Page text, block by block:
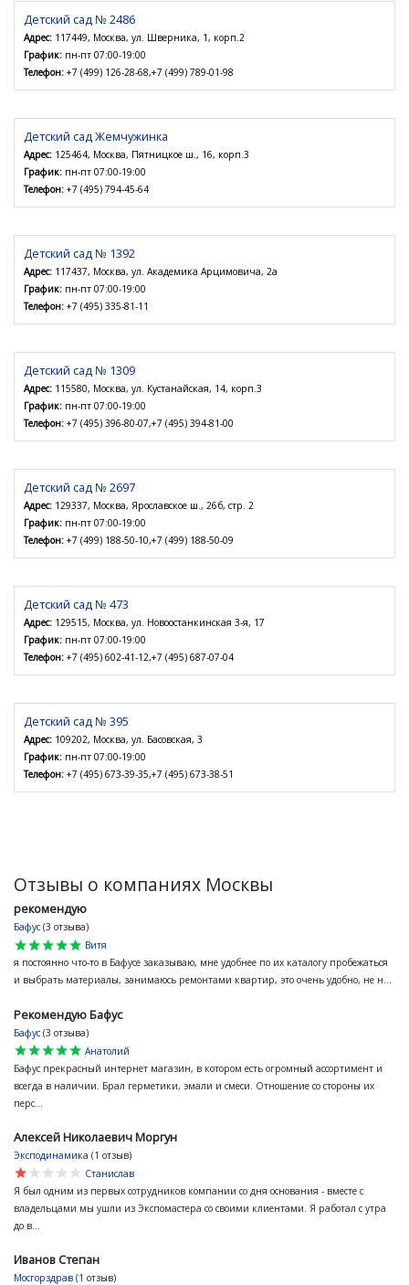
Детский сад № 2486
Адрес: 117449, Москва, ул. Шверника, 1, корп.2
График: пн-пт 07:00-19:00
Телефон: +7 (499) 126-28-68,+7 (499) 789-01-98
Детский сад Жемчужинка
Адрес: 125464, Москва, Пятницкое ш., 16, корп.3
График: пн-пт 07:00-19:00
Телефон: +7 (495) 794-45-64
Детский сад № 1392
Адрес: 117437, Москва, ул. Академика Арцимовича, 2а
График: пн-пт 07:00-19:00
Телефон: +7 (495) 335-81-11
Детский сад № 1309
Адрес: 115580, Москва, ул. Кустанайская, 14, корп.3
График: пн-пт 07:00-19:00
Телефон: +7 (495) 396-80-07,+7 (495) 394-81-00
Детский сад № 2697
Адрес: 129337, Москва, Ярославское ш., 26б, стр. 2
График: пн-пт 07:00-19:00
Телефон: +7 (499) 188-50-10,+7 (499) 188-50-09
Детский сад № 473
Адрес: 129515, Москва, ул. Новоостанкинская 3-я, 17
График: пн-пт 07:00-19:00
Телефон: +7 (495) 602-41-12,+7 (495) 687-07-04
Детский сад № 395
Адрес: 109202, Москва, ул. Басовская, 3
График: пн-пт 07:00-19:00
Телефон: +7 (495) 673-39-35,+7 (495) 673-38-51
Отзывы о компаниях Москвы
рекомендую
Бафус (3 отзыва)
star
star
star
star
star
Витя
я постоянно что-то в Бафусе заказываю, мне удобнее по их каталогу пробежаться
и выбрать материалы, занимаюсь ремонтами квартир, это очень удобно, не н...
Рекомендую Бафус
Бафус (3 отзыва)
star
star
star
star
star
Анатолий
Бафус прекрасный интернет магазин, в котором есть огромный ассортимент и
всегда в наличии. Брал герметики, эмали и смеси. Отношение со стороны их
перс...
Алексей Николаевич Моргун
Эксподинамика (1 отзыв)
star
star
star
star
star
Станислав
Я был одним из первых сотрудников компании со дня основания - вместе с
владельцами мы ушли из Экспомастера со своими клиентами. Я работал с утра
до в...
Иванов Степан
Мосгорздрав (1 отзыв)